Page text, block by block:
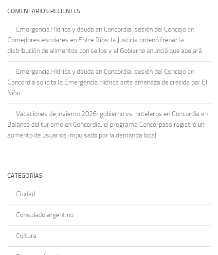
COMENTARIOS RECIENTES
Emergencia Hídrica y deuda en Concordia: sesión del Concejo en
Comedores escolares en Entre Ríos: la Justicia ordenó frenar la
distribución de alimentos con sellos y el Gobierno anunció que apelará
Emergencia Hídrica y deuda en Concordia: sesión del Concejo en
Concordia solicita la Emergencia Hídrica ante amenaza de crecida por El
Niño
Vacaciones de invierno 2026: gobierno vs. hoteleros en Concordia en
Balance del turismo en Concordia: el programa Concorpass registró un
aumento de usuarios impulsado por la demanda local
CATEGORÍAS
Ciudad
Consulado argentino
Cultura